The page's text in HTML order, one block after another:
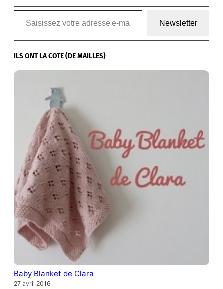
Saisissez votre adresse e-mail…
Newsletter
ILS ONT LA COTE (DE MAILLES)
Baby Blanket de Clara
27 avril 2016